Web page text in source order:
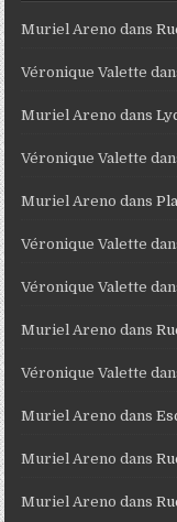
Muriel Areno dans
Véronique Valette
Muriel Areno dans
Véronique Valette
Muriel Areno dans
Véronique Valette
Véronique Valette
Muriel Areno dans
Véronique Valette
Muriel Areno dans
Muriel Areno dans
Muriel Areno dans